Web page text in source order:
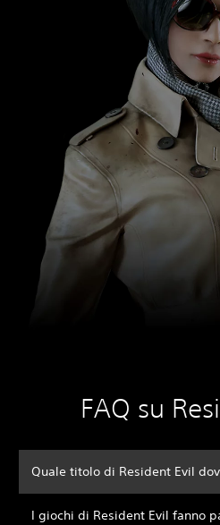
FAQ su
Quale titolo di Resident Evil
I giochi di Resident Evil fanno